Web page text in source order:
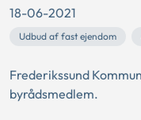
18-06-2021
Udbud af fast ejendom
Frederikssund
byrådsmedlem.